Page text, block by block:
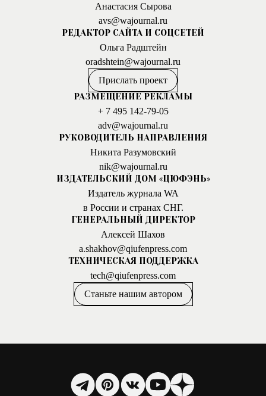
Анастасия Сырова
avs@wajournal.ru
РЕДАКТОР САЙТА И СОЦСЕТЕЙ
Ольга Радштейн
oradshtein@wajournal.ru
Прислать проект
РАЗМЕЩЕНИЕ РЕКЛАМЫ
+ 7 495 142-79-05
adv@wajournal.ru
РУКОВОДИТЕЛЬ НАПРАВЛЕНИЯ
Никита Разумовский
nik@wajournal.ru
ИЗДАТЕЛЬСКИЙ ДОМ «ЦЮФЭНЬ»
Издатель журнала WA
в России и странах СНГ.
ГЕНЕРАЛЬНЫЙ ДИРЕКТОР
Алексей Шахов
a.shakhov@qiufenpress.com
ТЕХНИЧЕСКАЯ ПОДДЕРЖКА
tech@qiufenpress.com
Станьте нашим автором